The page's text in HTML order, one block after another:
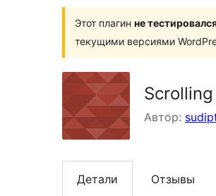
Этот плагин не
текущими версиями
Автор:
Детали Отзывы